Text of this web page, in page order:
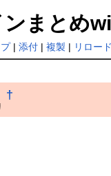
ンまとめ
| 添付| 複製 | リロー
†